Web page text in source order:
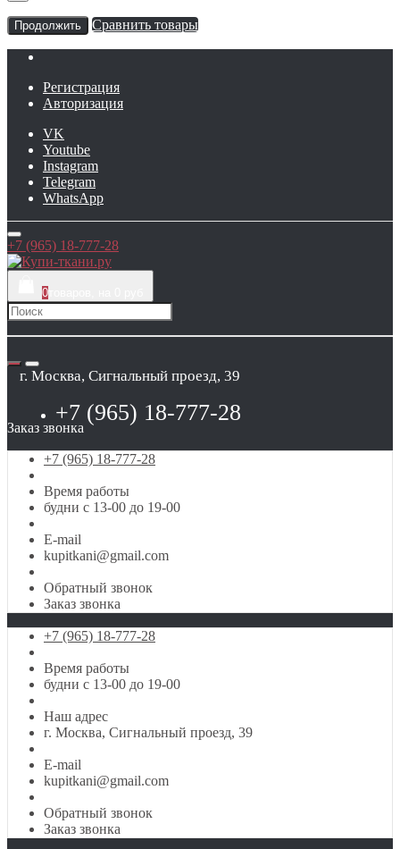
Продолжить Сравнить товары
Регистрация
Авторизация
VK
Youtube
Instagram
Telegram
WhatsApp
+7 (965) 18-777-28
0
г. Москва, Сигнальный проезд, 39
+7 (965) 18-777-28
Заказ звонка
+7 (965) 18-777-28
Время работы
будни с 13-00 до 19-00
E-mail
kupitkani@gmail.com
Обратный звонок
Заказ звонка
+7 (965) 18-777-28
Время работы
будни с 13-00 до 19-00
Наш адрес
г. Москва, Сигнальный проезд, 39
E-mail
kupitkani@gmail.com
Обратный звонок
Заказ звонка